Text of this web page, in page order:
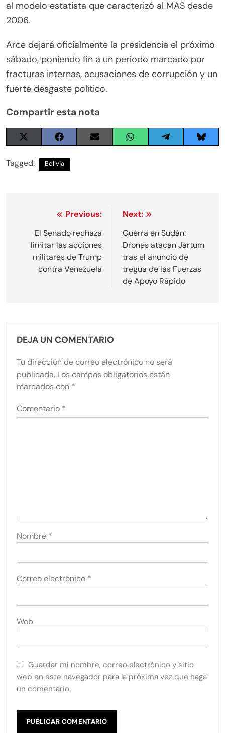
al modelo estatista que caracterizó al MAS desde
2006.
Arce dejará oficialmente la presidencia el próximo
sábado, poniendo fin a un período marcado por
fracturas internas, acusaciones de corrupción y un
fuerte desgaste político.
Compartir esta nota
Share
on
X
(Twitter)
Share
on
Facebook
Share
on
Share
on
Share
on
Share
on
Tagged: Bolivia
Navegación
entradas
Previous:
El Senado rechaza
limitar las acciones
militares de Trump
contra Venezuela
Next:
Guerra en Sudán:
Drones atacan Jartum
tras el anuncio de
tregua de las Fuerzas
de Apoyo Rápido
DEJA UN COMENTARIO
Tu dirección de correo electrónico no será
publicada. Los campos obligatorios están
marcados con *
Comentario *
Nombre *
Correo electrónico *
Web
Guardar mi nombre, correo electrónico y sitio
web en este navegador para la próxima vez que haga
un comentario.